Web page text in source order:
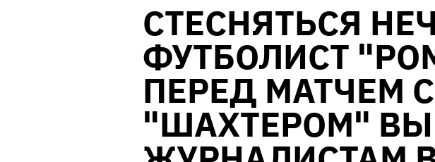
СТЕСНЯТЬСЯ
ФУТБОЛИСТ
ПЕРЕД МАТЧЕМ С
"ШАХТЕРОМ"